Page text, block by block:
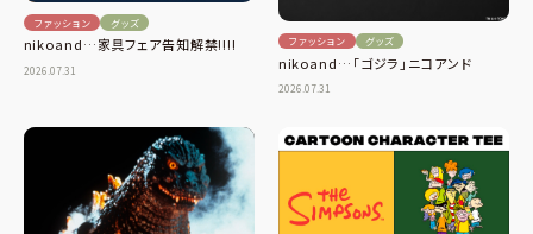
ファッション グッズ
nikoand…家具フェア告知解禁!!!!
2026.07.31
ファッション グッズ
nikoand…「ゴジラ」ニコアンド
2026.07.31